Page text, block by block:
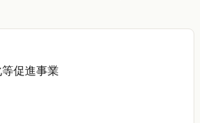
促進事業